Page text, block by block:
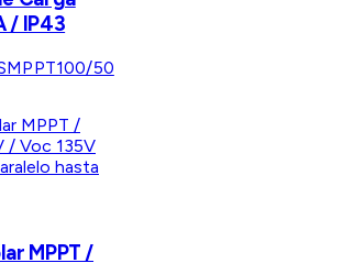
/ IP43
50
MPPT /